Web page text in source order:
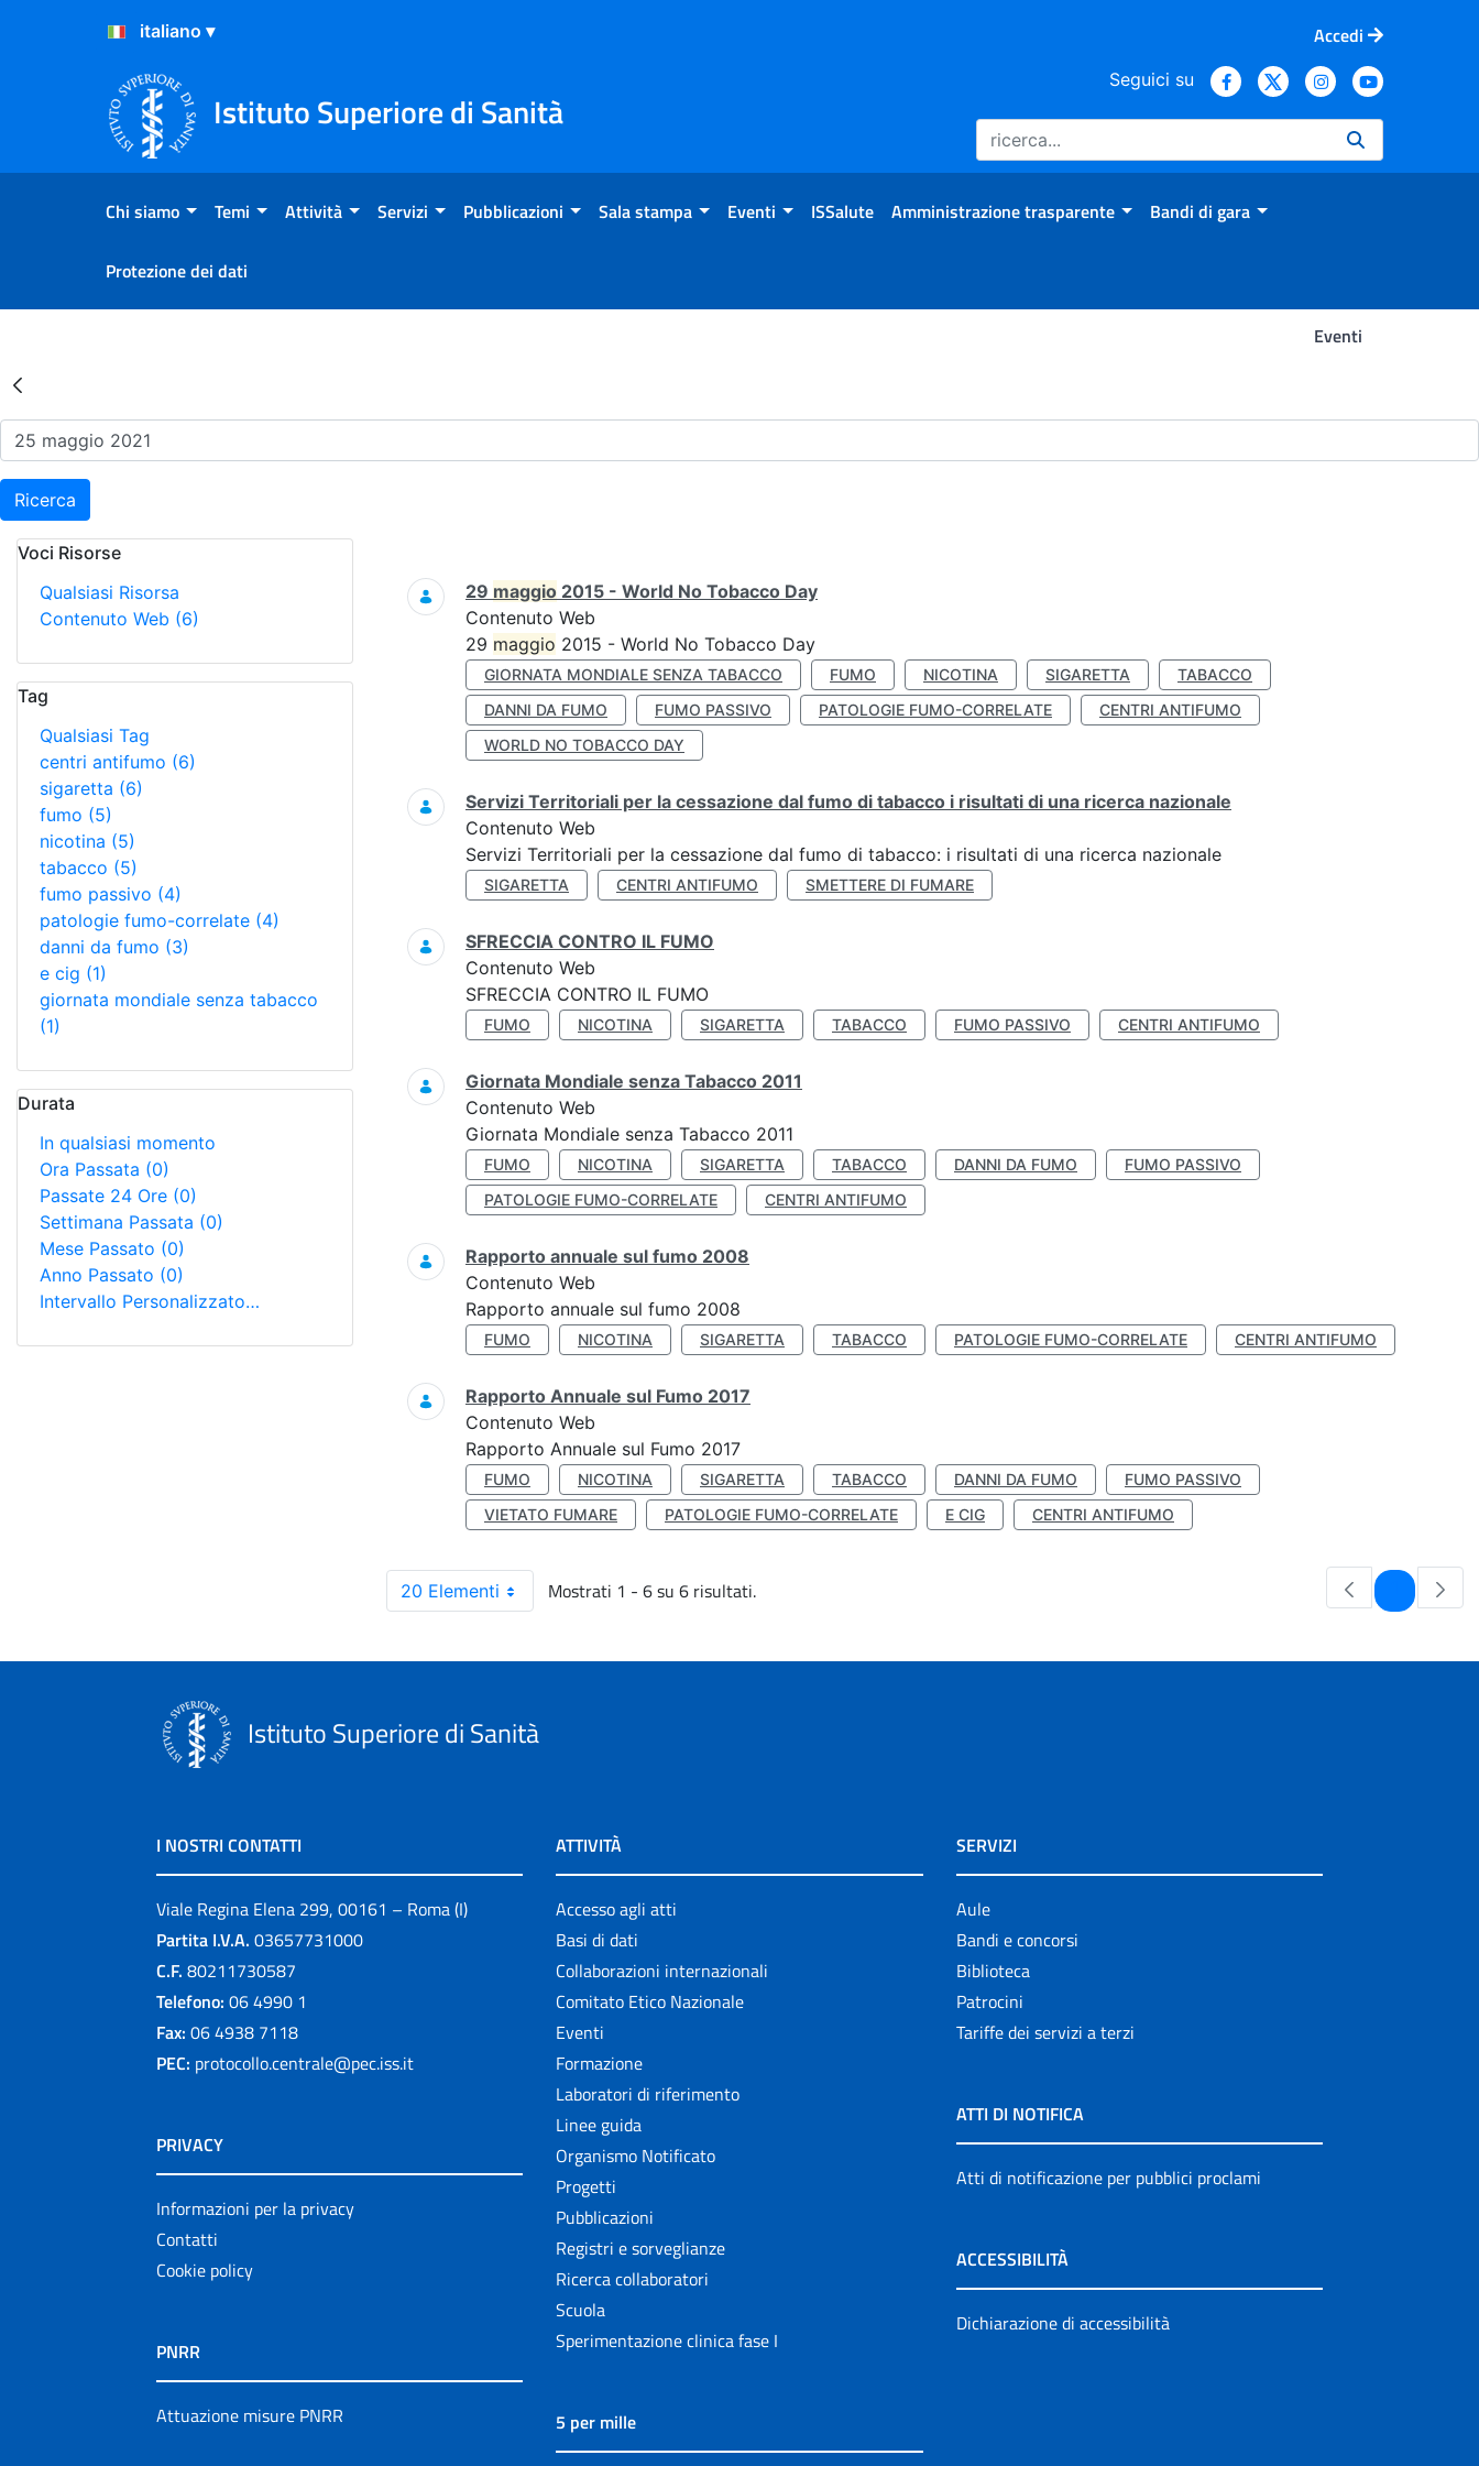
Salta al Contenuto
Salta al Footer
Accedi
Istituto Superiore di Sanità
Seguici su
Chi siamo Temi Attività Servizi Pubblicazioni Sala stampa Eventi ISSalute Amministrazione trasparente Bandi di gara
Protezione dei dati
Eventi
Risultati della Ricerca - Eventi
Ricerca
Voci Risorse
Qualsiasi Risorsa
Contenuto Web (6)
Tag
Qualsiasi Tag
centri antifumo (6)
sigaretta (6)
fumo (5)
nicotina (5)
tabacco (5)
fumo passivo (4)
patologie fumo-correlate (4)
danni da fumo (3)
e cig (1)
giornata mondiale senza tabacco
(1)
Durata
In qualsiasi momento
Ora Passata (0)
Passate 24 Ore (0)
Settimana Passata (0)
Mese Passato (0)
Anno Passato (0)
Intervallo Personalizzato…
Ricerca
29 maggio 2015 - World No Tobacco Day
Contenuto Web
29 maggio 2015 - World No Tobacco Day
GIORNATA MONDIALE SENZA TABACCO FUMO NICOTINA SIGARETTA
TABACCO
DANNI DA FUMO
FUMO PASSIVO PATOLOGIE FUMO-CORRELATE
CENTRI ANTIFUMO
WORLD NO TOBACCO DAY
Servizi Territoriali per la cessazione dal fumo di tabacco i risultati di una ricerca nazionale
Contenuto Web
Servizi Territoriali per la cessazione dal fumo di tabacco: i risultati di una ricerca nazionale
SIGARETTA CENTRI ANTIFUMO SMETTERE DI FUMARE
SFRECCIA CONTRO IL FUMO
Contenuto Web
SFRECCIA CONTRO IL FUMO
FUMO NICOTINA SIGARETTA TABACCO FUMO PASSIVO CENTRI ANTIFUMO
Giornata Mondiale senza Tabacco 2011
Contenuto Web
Giornata Mondiale senza Tabacco 2011
FUMO NICOTINA SIGARETTA TABACCO DANNI DA FUMO
FUMO PASSIVO
PATOLOGIE FUMO-CORRELATE
CENTRI ANTIFUMO
Rapporto annuale sul fumo 2008
Contenuto Web
Rapporto annuale sul fumo 2008
FUMO NICOTINA SIGARETTA TABACCO PATOLOGIE FUMO-CORRELATE CENTRI ANTIFUMO
Rapporto Annuale sul Fumo 2017
Contenuto Web
Rapporto Annuale sul Fumo 2017
FUMO NICOTINA SIGARETTA TABACCO DANNI DA FUMO
FUMO PASSIVO
VIETATO FUMARE
PATOLOGIE FUMO-CORRELATE E CIG CENTRI ANTIFUMO
20 Elementi Mostrati 1 - 6 su 6 risultati. Pagina
Istituto Superiore di Sanità
I NOSTRI CONTATTI
Viale Regina Elena 299, 00161 – Roma (I)
Partita I.V.A. 03657731000
C.F. 80211730587
Telefono: 06 4990 1
Fax: 06 4938 7118
PEC: protocollo.centrale@pec.iss.it
PRIVACY
Informazioni per la privacy
Contatti
Cookie policy
PNRR
Attuazione misure PNRR
ATTIVITÀ
Accesso agli atti
Basi di dati
Collaborazioni internazionali
Comitato Etico Nazionale
Eventi
Formazione
Laboratori di riferimento
Linee guida
Organismo Notificato
Progetti
Pubblicazioni
Registri e sorveglianze
Ricerca collaboratori
Scuola
Sperimentazione clinica fase I
5 per mille
SERVIZI
Aule
Bandi e concorsi
Biblioteca
Patrocini
Tariffe dei servizi a terzi
ATTI DI NOTIFICA
Atti di notificazione per pubblici proclami
ACCESSIBILITÀ
Dichiarazione di accessibilità